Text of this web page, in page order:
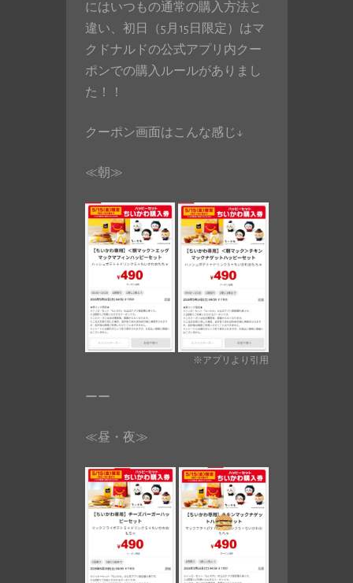
にはいつもの通常の購入方法と
違い、初日（5月15日限定）はマ
クドナルドの公式アプリ内クー
ポンでの購入ルールがありまし
た！！
クーポン画面はこんな感じ↓
≪朝≫
※アプリより引用
ーー
≪昼・夜≫